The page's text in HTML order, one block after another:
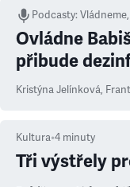
Podcasty:
Ovládne
přibude
Kristýna Jelínková,
Kultura•4 minuty
Tři výstřely